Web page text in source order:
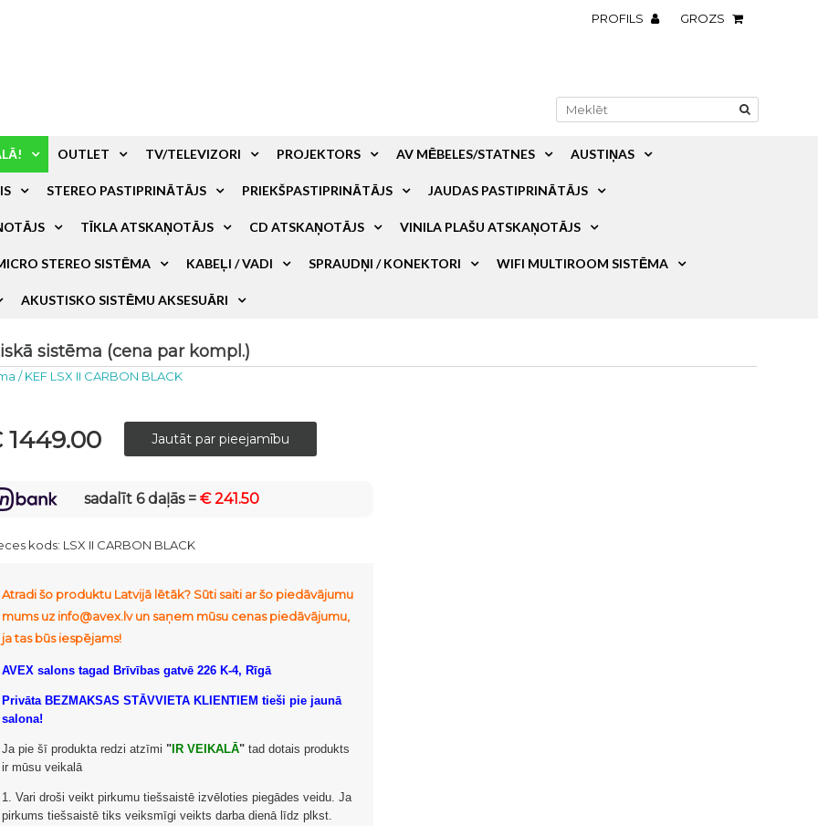
PROFILS GROZS
OUTLET TV/TELEVIZORI PROJEKTORS AV MĒBELES/STATNES AUSTIŅAS
STEREO PASTIPRINĀTĀJS PRIEKŠPASTIPRINĀTĀJS JAUDAS PASTIPRINĀTĀJS
TĪKLA ATSKAŅOTĀJS CD ATSKAŅOTĀJS VINILA PLAŠU ATSKAŅOTĀJS
STEREO SISTĒMA KABEĻI / VADI SPRAUDŅI / KONEKTORI WIFI MULTIROOM SISTĒMA
AKUSTISKO SISTĒMU AKSESUĀRI
sistēma (cena par kompl.)
/KEF LSX II CARBON BLACK
1449.00
sadalīt 6 daļās =€ 241.50
kods: LSX II CARBON BLACK
Atradi šo produktu Latvijā lētāk? Sūti saiti ar šo piedāvājumu
mums uz info@avex.lv un saņem mūsu cenas piedāvājumu,
ja tas būs iespējams!
AVEX salons tagad Brīvības gatvē 226 K-4, Rīgā
Privāta BEZMAKSAS STĀVVIETA KLIENTIEM tieši pie jaunā
salona!
Ja pie šī produkta redzi atzīmi " IR VEIKALĀ" tad dotais produkts
ir mūsu veikalā
1. Vari droši veikt pirkumu tiešsaistē izvēloties piegādes veidu. Ja
pirkums tiešsaistē tiks veiksmīgi veikts darba dienā līdz plkst.